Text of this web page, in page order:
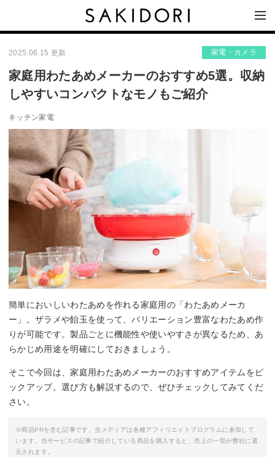
2025.06.15 更新 家電・カメラ
家庭用わたあめメーカーのおすすめ5選。収納
しやすいコンパクトなモノもご紹介
キッチン家電
By:amazon.co.jp
簡単においしいわたあめを作れる家庭用の「わたあめメーカ
ー」。ザラメや飴玉を使って、バリエーション豊富なわたあめ作
りが可能です。製品ごとに機能性や使いやすさが異なるため、あ
らかじめ用途を明確にしておきましょう。
そこで今回は、家庭用わたあめメーカーのおすすめアイテムをピ
ックアップ。選び方も解説するので、ぜひチェックしてみてくだ
さい。
※商品PRを含む記事です。当メディアは各種アフィリエイトプログラムに参加して
います。当サービスの記事で紹介している商品を購入すると、売上の一部が弊社に還
元されます。